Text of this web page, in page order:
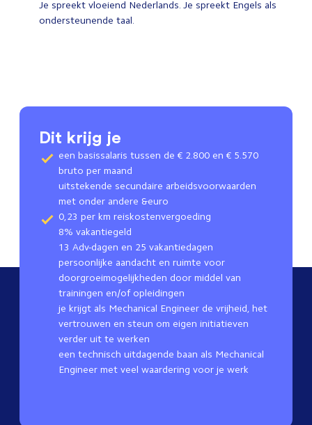
Je spreekt vloeiend Nederlands. Je spreekt Engels als
ondersteunende taal.
Dit krijg je
een basissalaris tussen de € 2.800 en € 5.570
bruto per maand
uitstekende secundaire arbeidsvoorwaarden
met onder andere &euro
0,23 per km reiskostenvergoeding
8% vakantiegeld
13 Adv-dagen en 25 vakantiedagen
persoonlijke aandacht en ruimte voor
doorgroeimogelijkheden door middel van
trainingen en/of opleidingen
je krijgt als Mechanical Engineer de vrijheid, het
vertrouwen en steun om eigen initiatieven
verder uit te werken
een technisch uitdagende baan als Mechanical
Engineer met veel waardering voor je werk